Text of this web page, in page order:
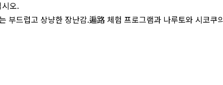
오.
부드럽고 상냥한 장난감.遍路 체험 프로그램과 나루토와 시코쿠